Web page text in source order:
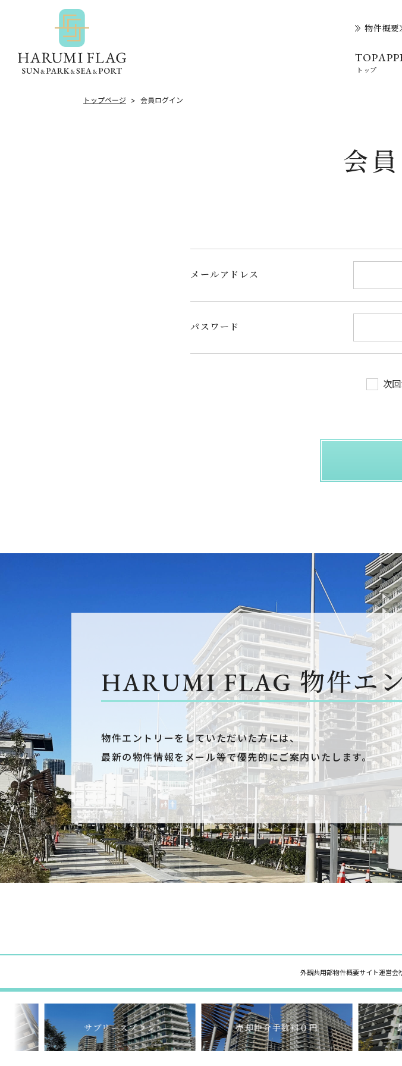
物件概要
TOP
トップ
トップページ 会員ログイン
会
メールアドレス
パスワード
次
HARUMI FLAG物件エ
物件エントリーをしていただいた方には、
最新の物件情報をメール等で優先的にご案内いたします。
外観共用部物件概要サイト運営会
サブリースプラン 売却仲介手数料０円